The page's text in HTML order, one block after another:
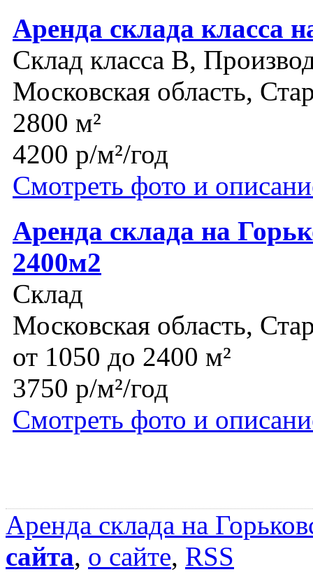
Аренда склада класса
Склад класса B,
Московская область,
2800 м²
4200 р/м²/год
Смотреть фото и
Аренда склада на
2400м2
Склад
Московская область,
от 1050 до 2400 м²
3750 р/м²/год
Смотреть фото и
Аренда склада на
сайта, о сайте, RSS